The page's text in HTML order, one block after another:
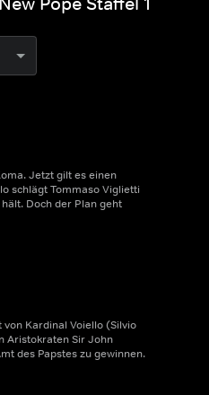
Jetzt gilt es einen
schlägt Tommaso Viglietti
Doch der Plan geht
Kardinal Voiello (Silvio
Aristokraten Sir John
des Papstes zu gewinnen.